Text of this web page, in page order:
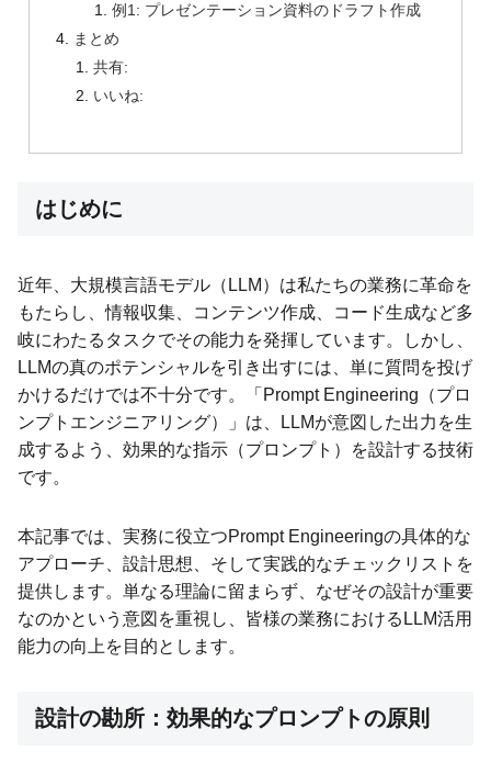
例1: プレゼンテーション資料のドラフト作成
まとめ
共有:
いいね:
はじめに
近年、大規模言語モデル（LLM）は私たちの業務に革命を
もたらし、情報収集、コンテンツ作成、コード生成など多
岐にわたるタスクでその能力を発揮しています。しかし、
LLMの真のポテンシャルを引き出すには、単に質問を投げ
かけるだけでは不十分です。「Prompt Engineering（プロ
ンプトエンジニアリング）」は、LLMが意図した出力を生
成するよう、効果的な指示（プロンプト）を設計する技術
です。
本記事では、実務に役立つPrompt Engineeringの具体的な
アプローチ、設計思想、そして実践的なチェックリストを
提供します。単なる理論に留まらず、なぜその設計が重要
なのかという意図を重視し、皆様の業務におけるLLM活用
能力の向上を目的とします。
設計の勘所：効果的なプロンプトの原則